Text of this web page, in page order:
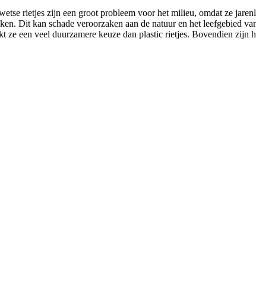
rietjes zijn een groot probleem voor het milieu, omdat ze
Dit kan schade veroorzaken aan de natuur en het leefgebied
een veel duurzamere keuze dan plastic rietjes. Bovendien zijn